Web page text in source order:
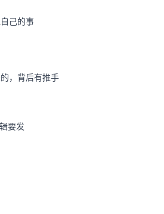
己的事
，背后有推手
要发